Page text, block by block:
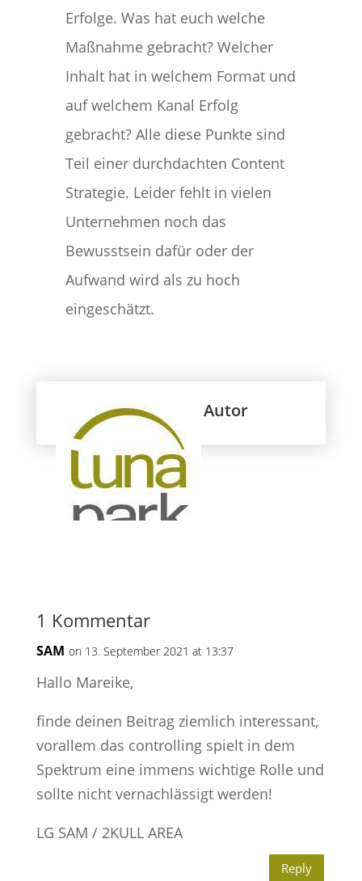
Erfolge. Was hat euch welche
Maßnahme gebracht? Welcher
Inhalt hat in welchem Format und
auf welchem Kanal Erfolg
gebracht? Alle diese Punkte sind
Teil einer durchdachten Content
Strategie. Leider fehlt in vielen
Unternehmen noch das
Bewusstsein dafür oder der
Aufwand wird als zu hoch
eingeschätzt.
Autor
1 Kommentar
SAM on 13. September 2021 at 13:37
Hallo Mareike,
finde deinen Beitrag ziemlich interessant,
vorallem das controlling spielt in dem
Spektrum eine immens wichtige Rolle und
sollte nicht vernachlässigt werden!
LG SAM / 2KULL AREA
Reply